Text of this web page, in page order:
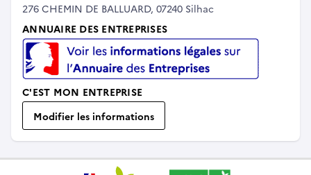
276 CHEMIN DE BALLUARD, 07240 Silhac
ANNUAIRE DES ENTREPRISES
C'EST MON ENTREPRISE
Modifier les informations